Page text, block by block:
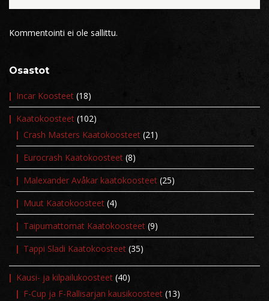
Kommentointi ei ole sallittu.
Osastot
Incar Koosteet (18)
Kaatokoosteet (102)
Crash Masters Kaatokoosteet (21)
Eurocrash Kaatokoosteet (8)
Malexander Avåkar kaatokoosteet (25)
Muut Kaatokoosteet (4)
Taipumattomat Kaatokoosteet (9)
Tappi Sladi Kaatokoosteet (35)
Kausi- ja kilpailukoosteet (40)
F-Cup ja F-Rallisarjan kausikoosteet (13)